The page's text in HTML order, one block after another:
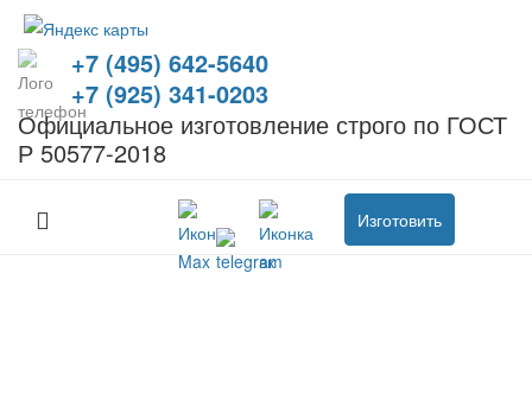
+7 (495) 642-5640
+7 (925) 341-0203
Официальное изготовление строго по ГОСТ
Р 50577-2018
Изготовить